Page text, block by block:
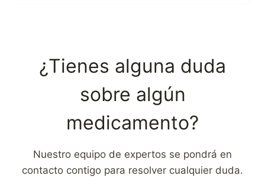
¿Tienes alguna duda
sobre algún
medicamento?
Nuestro equipo de expertos se pondrá en
contacto contigo para resolver cualquier duda.